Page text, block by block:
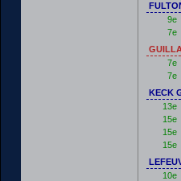
9e
7e
7e
7e
KECK
13e
15e
15e
15e
10e